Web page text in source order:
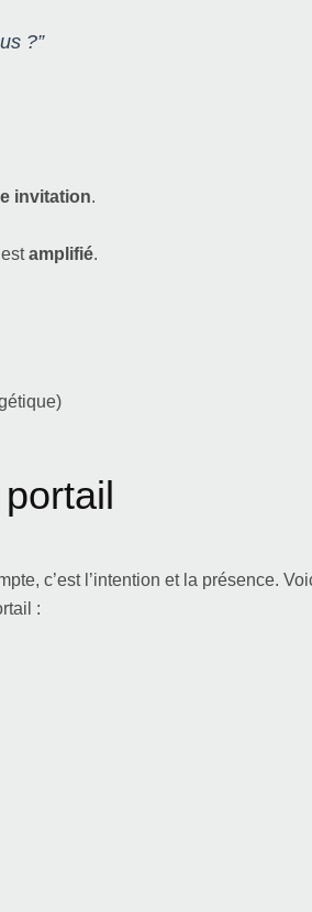
?”
invitation.
amplifié.
c’est l’intention et la présence.
: